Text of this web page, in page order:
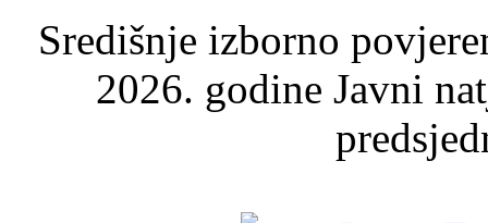
Središnje izborno
2026. godine Javni